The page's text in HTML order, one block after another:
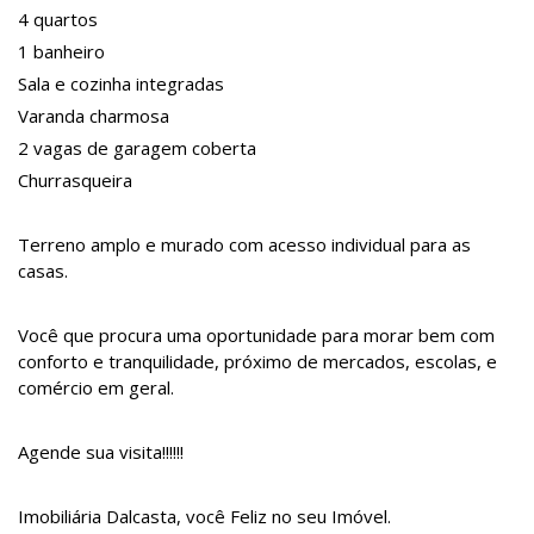
4 quartos
1 banheiro
Sala e cozinha integradas
Varanda charmosa
2 vagas de garagem coberta
Churrasqueira
Terreno amplo e murado com acesso individual para as
casas.
Você que procura uma oportunidade para morar bem com
conforto e tranquilidade, próximo de mercados, escolas, e
comércio em geral.
Agende sua visita!!!!!!
Imobiliária Dalcasta, você Feliz no seu Imóvel.